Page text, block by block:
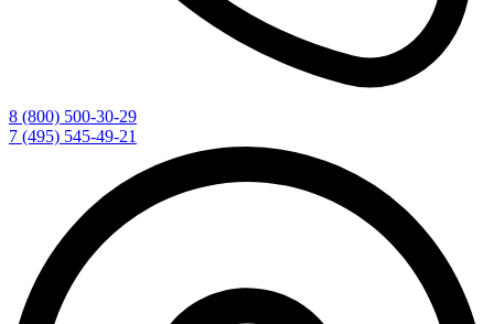
8 (800) 500-30-29
7 (495) 545-49-21